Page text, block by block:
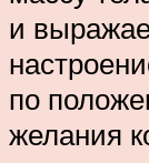
и
по
желания